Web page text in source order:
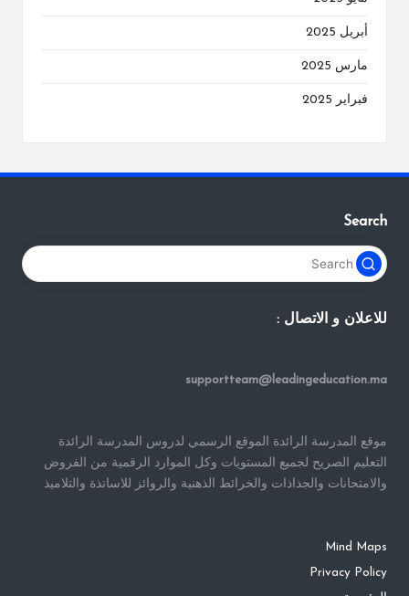
أبريل 2025
مارس 2025
فبراير 2025
Search
للاعلان و الاتصال :
supportteam@leadingeducation.ma
موقع المدرسة الرائدة الموقع الرسمي لدروس المدرسة الرائدة
التعليم الصريح لجميع المستويات وكل الموارد الرقمية من الفروض
والامتحانات والجذاذات والخرائط الذهنية والروائز للاساتذة والتلاميذ
Mind Maps
Privacy Policy